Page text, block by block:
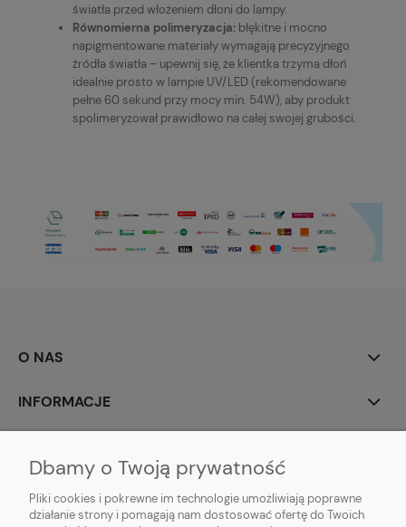
światła przed włożeniem dłoni do lampy.
Równomierna polimeryzacja: błękitne i mocno
napigmentowane materiały wymagają precyzyjnego
źródła światła – upewnij się, że klientka trzyma dłoń
idealnie prosto w lampie UV/LED (rekomendowane
pełne 60 sekund przy mocy min. 54W), aby produkt
spolimeryzował prawidłowo na całej swojej grubości.
O NAS
INFORMACJE
POMOC
Dbamy o Twoją prywatność
Pliki cookies i pokrewne im technologie umożliwiają poprawne
działanie strony i pomagają nam dostosować ofertę do Twoich